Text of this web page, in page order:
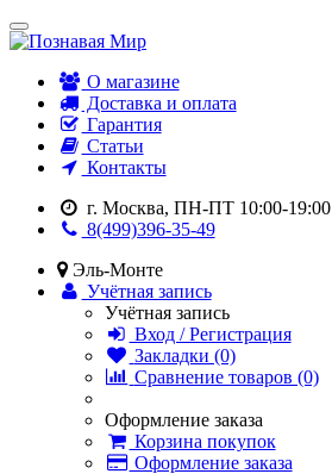
О магазине
Доставка и оплата
Гарантия
Статьи
Контакты
г. Москва, ПН-ПТ 10:00-19:00
8(499)396-35-49
Эль-Монте
Учётная запись
Учётная запись
Вход / Регистрация
Закладки (0)
Сравнение товаров (0)
Оформление заказа
Корзина покупок
Оформление заказа